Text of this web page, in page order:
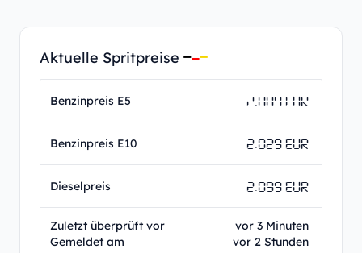
Aktuelle Spritpreise
Benzinpreis E5 2.089 EUR
Benzinpreis E10 2.029 EUR
Dieselpreis 2.099 EUR
Zuletzt überprüft vor
Gemeldet am
vor 3 Minuten
vor 2 Stunden